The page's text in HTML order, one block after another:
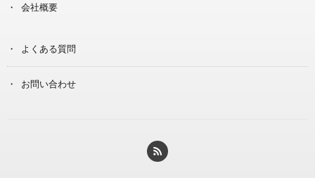
会社概要
よくある質問
お問い合わせ